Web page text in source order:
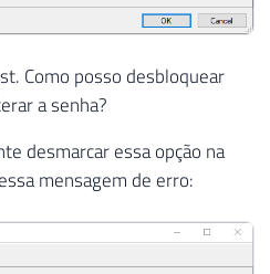
Como posso desbloquear
a senha?
desmarcar essa opção na
mensagem de erro: